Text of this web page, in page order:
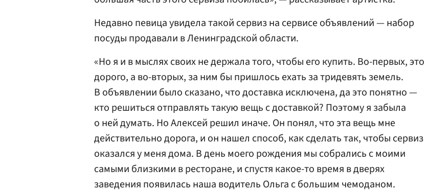
Недавно певица увидела такой сервиз на сервисе объявлений — набор
посуды продавали в Ленинградской области.
«Но я и в мыслях своих не держала того, чтобы его купить. Во-первых, это
дорого, а во-вторых, за ним бы пришлось ехать за тридевять земель.
В объявлении было сказано, что доставка исключена, да это понятно —
кто решиться отправлять такую вещь с доставкой? Поэтому я забыла
о ней думать. Но Алексей решил иначе. Он понял, что эта вещь мне
действительно дорога, и он нашел способ, как сделать так, чтобы сервиз
оказался у меня дома. В день моего рождения мы собрались с моими
самыми близкими в ресторане, и спустя какое-то время в дверях
заведения появилась наша водитель Ольга с большим чемоданом.